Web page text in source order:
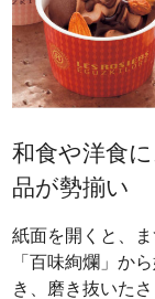
和食や洋食
品が勢揃い
紙面を開くと、
「百味絢爛」か
き、磨き抜いた